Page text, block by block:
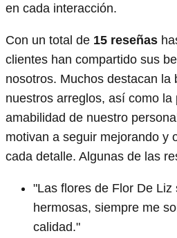
en cada interacción.
Con un total de 15 reseñas
clientes han compartido sus
nosotros. Muchos destacan la
nuestros arreglos, así como la
amabilidad de nuestro
motivan a seguir mejorando y
cada detalle. Algunas de las
"Las flores de Flor De Liz
hermosas, siempre me
calidad."